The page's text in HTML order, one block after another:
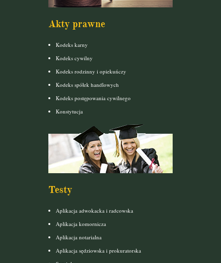
Akty prawne
Kodeks karny
Kodeks cywilny
Kodeks rodzinny i opiekuńczy
Kodeks spółek handlowych
Kodeks postępowania cywilnego
Konstytucja
Testy
Aplikacja adwokacka i radcowska
Aplikacja komornicza
Aplikacja notarialna
Aplikacja sędziowska i prokuratorska